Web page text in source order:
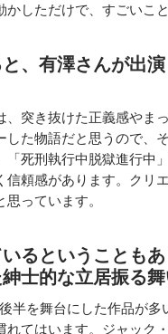
しただけで、すごいこ
、有澤さんが出
突き抜けた正義感やま
した物語だと思うので
死刑執行中脱獄進行中
頼感があります。クリ
っています。
るということも
士的な立居振る
半を舞台にした作品が多
てはいます。ジャック